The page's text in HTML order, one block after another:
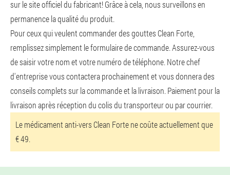
sur le site officiel du fabricant! Grâce à cela, nous surveillons en
permanence la qualité du produit.
Pour ceux qui veulent commander des gouttes Clean Forte,
remplissez simplement le formulaire de commande. Assurez-vous
de saisir votre nom et votre numéro de téléphone. Notre chef
d'entreprise vous contactera prochainement et vous donnera des
conseils complets sur la commande et la livraison. Paiement pour la
livraison après réception du colis du transporteur ou par courrier.
Le médicament anti-vers Clean Forte ne coûte actuellement que
€ 49.